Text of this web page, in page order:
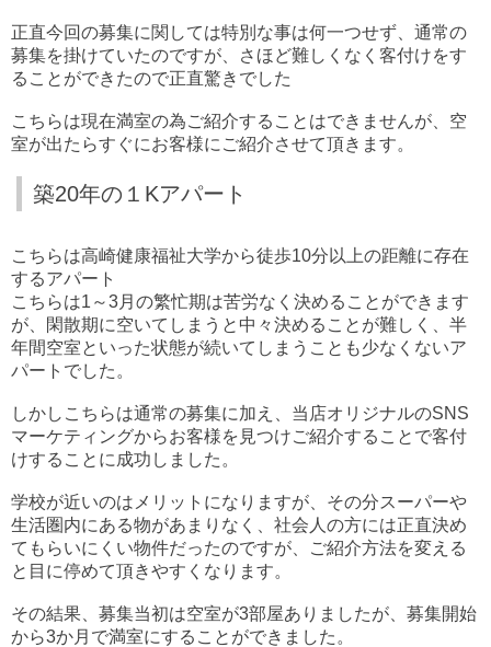
正直今回の募集に関しては特別な事は何一つせず、通常の
募集を掛けていたのですが、さほど難しくなく客付けをす
ることができたので正直驚きでした
こちらは現在満室の為ご紹介することはできませんが、空
室が出たらすぐにお客様にご紹介させて頂きます。
築20年の１Kアパート
こちらは高崎健康福祉大学から徒歩10分以上の距離に存在
するアパート
こちらは1～3月の繁忙期は苦労なく決めることができます
が、閑散期に空いてしまうと中々決めることが難しく、半
年間空室といった状態が続いてしまうことも少なくないア
パートでした。
しかしこちらは通常の募集に加え、当店オリジナルのSNS
マーケティングからお客様を見つけご紹介することで客付
けすることに成功しました。
学校が近いのはメリットになりますが、その分スーパーや
生活圏内にある物があまりなく、社会人の方には正直決め
てもらいにくい物件だったのですが、ご紹介方法を変える
と目に停めて頂きやすくなります。
その結果、募集当初は空室が3部屋ありましたが、募集開始
から3か月で満室にすることができました。